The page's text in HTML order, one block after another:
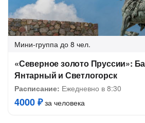
Мини-группа до 8 чел.
«Северное золото Пруссии»:
Янтарный и Светлогорск
Расписание: Ежедневно в 8:30
4000 ₽за человека